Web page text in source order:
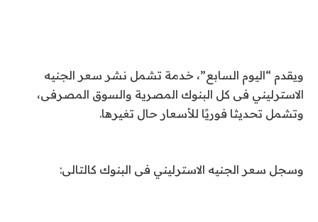
ويقدم “اليوم السابع”، خدمة تشمل نشر سعر الجنيه
الاسترليني فى كل البنوك المصرية والسوق المصرفى،
وتشمل تحديثا فوريًا للأسعار حال تغيرها.
وسجل سعر الجنيه الاسترليني فى البنوك كالتالى: